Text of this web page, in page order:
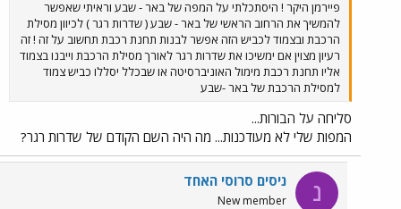
פיירמן היקר ! היסתכלתי על המפה של באר - שבע וראיתי שאפשר
להמשיך את הרחוב הראשי של באר - שבע ( שדרות רגר ) לכיוון מסילת
הרכבת ובצמוד לכביש הזה אפשר לבנות תחנת רכבת תחשוב על זה ! זה
רעיון מצוין אם ימשיכו את שדרות רגר לאורך מסילת הרכבת וייבנו בצמוד
אליו תחנת רכבת מימול האוניברסיטה או שבכלל יסללו כביש צמוד
למסילת הרכבת של באר -שבע
סליחה על הבורות...
המפות שלי לא מעודכנות... מה היה השם הקודם של שדרות רגר?
נ ניסים סרוסי האחד
New member